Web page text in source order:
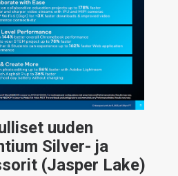
uuden
Silver- ja
(Jasper Lake)